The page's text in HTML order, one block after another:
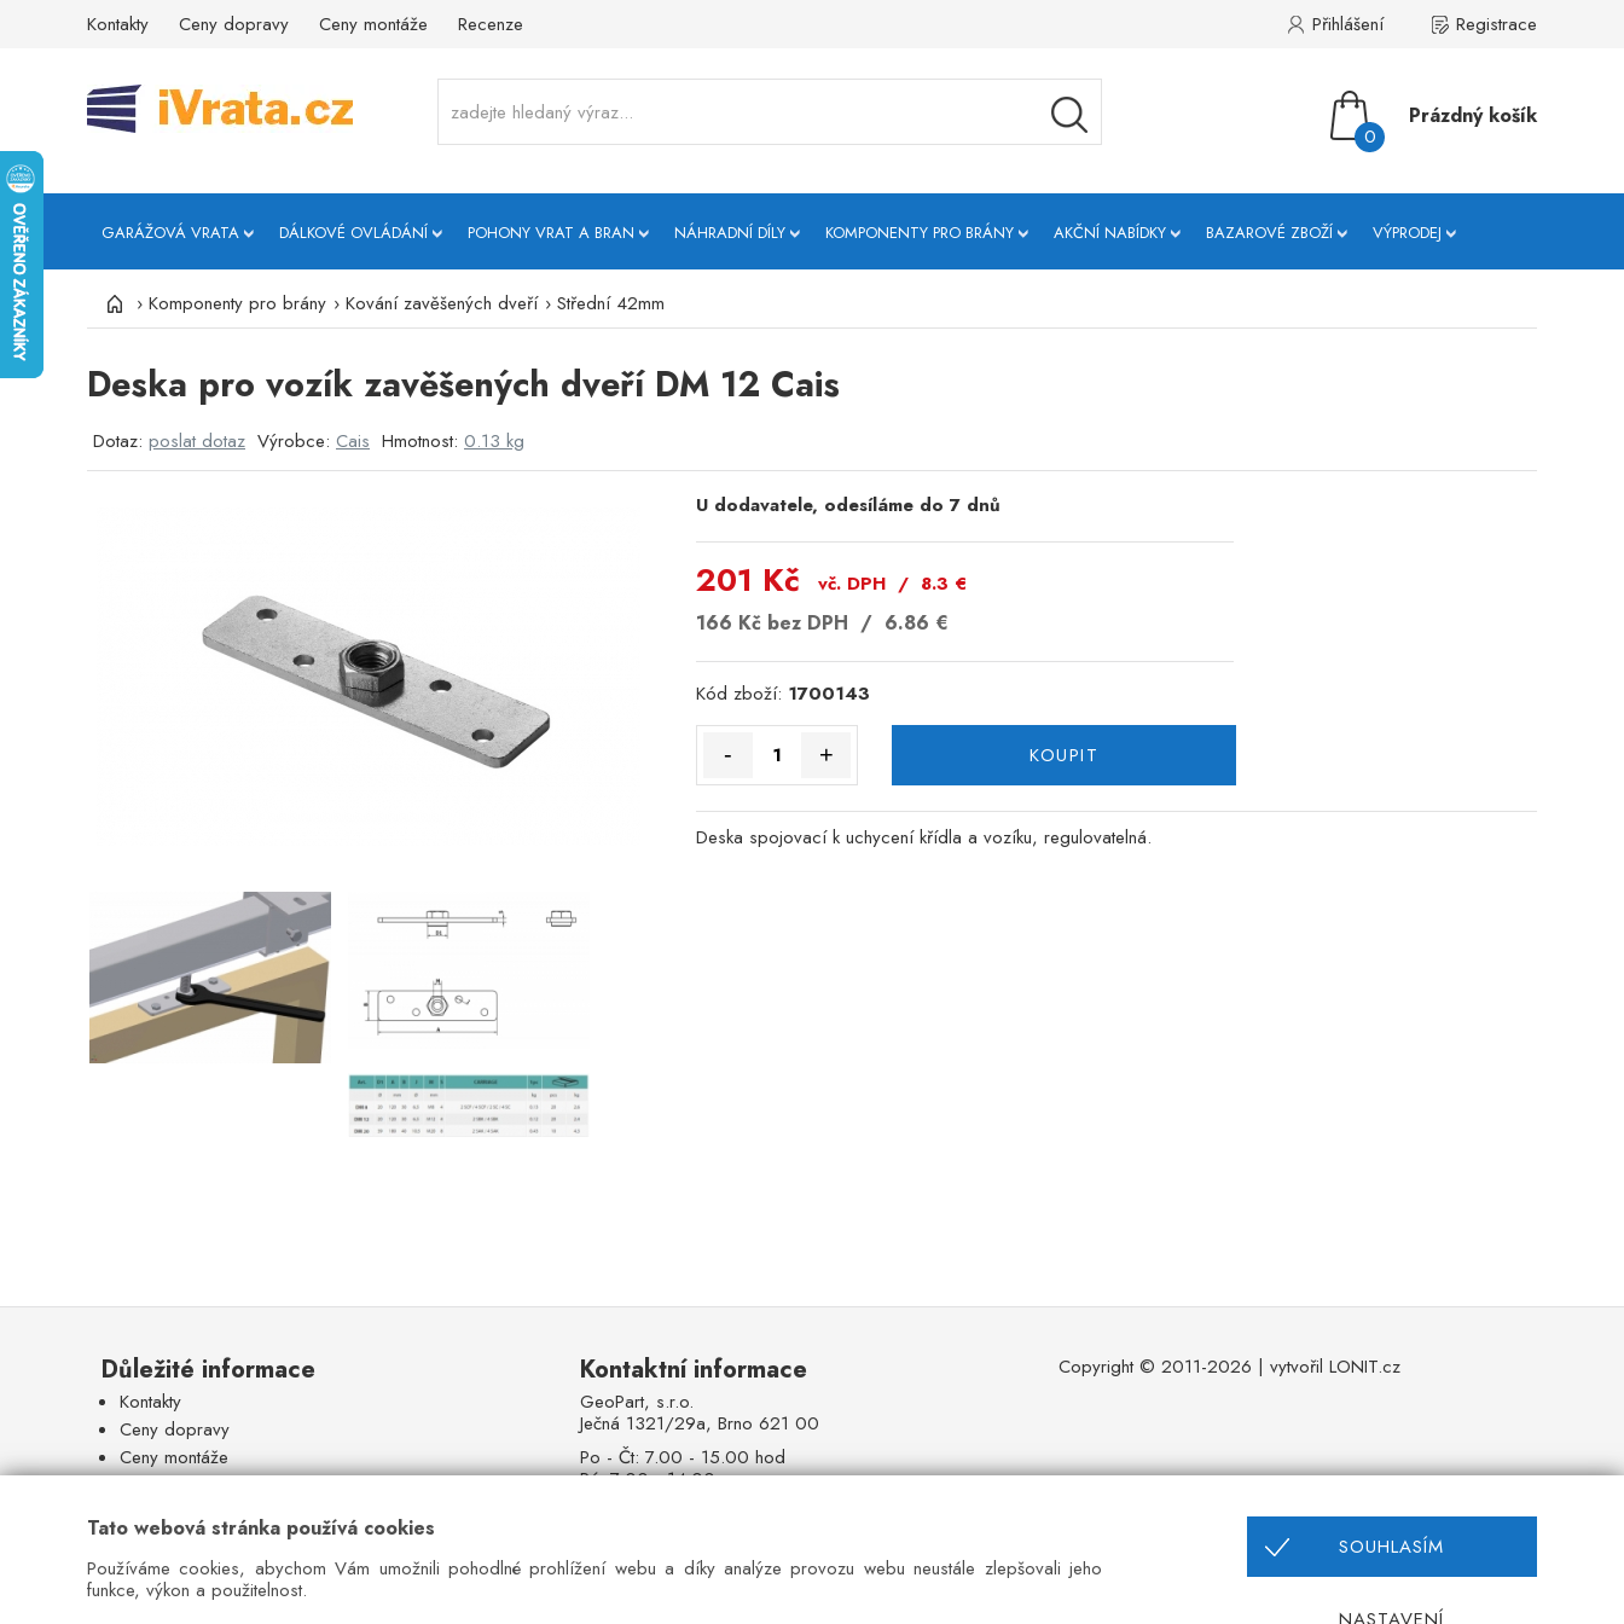
Tato webová stránka používá cookies
Používáme cookies, abychom Vám umožnili pohodlné prohlížení webu a díky analýze provozu webu neustále zlepšovali jeho
funkce, výkon a použitelnost.
SOUHLASÍM
NASTAVENÍ
Kontakty Ceny dopravy Ceny montáže Recenze Registrace
Přihlášení
0
Prázdný košík
GARÁŽOVÁ VRATA DÁLKOVÉ OVLÁDÁNÍ POHONY VRAT A BRAN NÁHRADNÍ DÍLY KOMPONENTY PRO BRÁNY AKČNÍ NABÍDKY BAZAROVÉ ZBOŽÍ VÝPRODEJ
› Komponenty pro brány › Kování zavěšených dveří › Střední 42mm
Deska pro vozík zavěšených dveří DM 12 Cais
Dotaz: poslat dotaz Výrobce: Cais Hmotnost: 0.13 kg
U dodavatele, odesíláme do 7 dnů
201 Kč vč. DPH / 8.3 €
166 Kč bez DPH / 6.86 €
Kód zboží: 1700143
- + KOUPIT
Deska spojovací k uchycení křídla a vozíku, regulovatelná.
Důležité informace
Kontakty
Ceny dopravy
Ceny montáže
Obchodní podmínky
Ochrana osobních údajů
Reklamační řád
Odstoupení od smlouvy
Kontaktní informace
GeoPart, s.r.o.
Ječná 1321/29a, Brno 621 00
Po - Čt: 7.00 - 15.00 hod
Pá: 7:00 - 14:00
Pevná linka:
+420 544 527 521
E-mail:info@ivrata.cz
Copyright © 2011-2026 | vytvořil LONIT.cz